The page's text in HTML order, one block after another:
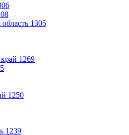
1305
1269
1250
1239